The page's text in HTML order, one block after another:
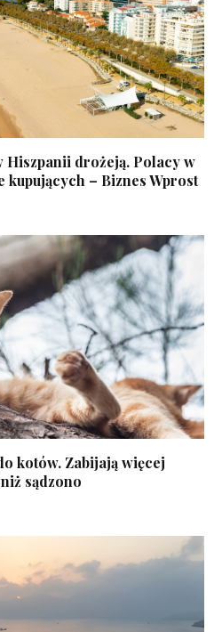
Hiszpanii drożeją. Polacy w
kupujących – Biznes Wprost
kotów. Zabijają więcej
sądzono